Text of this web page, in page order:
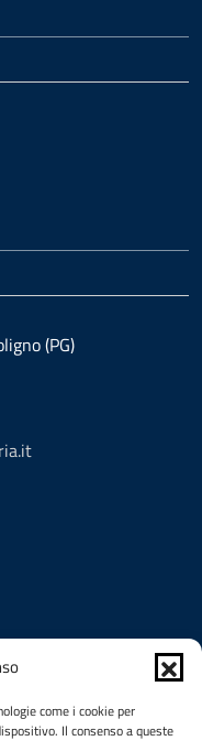
come i cookie per
Il consenso a queste
(PG)